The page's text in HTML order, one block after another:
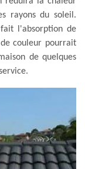
rayons du soleil.
l'absorption de
couleur pourrait
de quelques